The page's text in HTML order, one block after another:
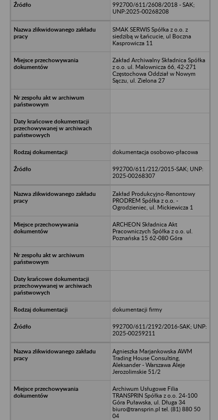
992700/611/2608/2018 - SAK;
UNP:2025-00268208
SMAK SERWIS Spółka z o.o. z
siedzibą w Łańcucie, ul Boczna
Kasprowicza 11
Zakład Archiwalny Składnica Spółka
z o.o. ul. Malownicza 66, 42-271
Częstochowa Oddział w Nowym
Sączu, ul. Zielona 27
dokumentacja osobowo-płacowa
992700/611/212/2015-SAK; UNP:
2025-00268307
Zakład Produkcyjno-Renontowy
PRODREM Spółka z o.o. -
Ogrodzieniec, ul. Mickiewicza 1
ARCHEON Składnica Akt
Pracowniczych Spółka z o.o. ul.
Poznańska 15 62-080 Góra
dokumentacji firmy
992700/611/2192/2016-SAK; UNP:
2025-00259211
Agnieszka Marjankowska AWM
Trading House Consulting,
Aleksander - Warszawa Aleje
Jerozolimskie 51/2
Archiwum Usługowe Filia
TRANSPRIN Spółka z o.o. 24-100
Góra Puławska, ul. Długa 34
biuro@transprin.pl tel. (81) 880 50
04